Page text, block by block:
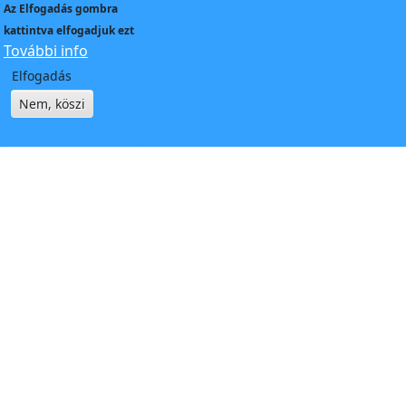
Az Elfogadásgombra
kattintva elfogadjuk ezt
További info
Elfogadás
Nem, köszi